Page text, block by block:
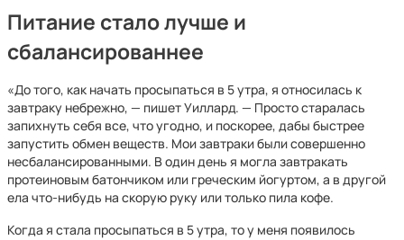
Питание стало лучше и
сбалансированнее
«До того, как начать просыпаться в 5 утра, я относилась к
завтраку небрежно, — пишет Уиллард. — Просто старалась
запихнуть себя все, что угодно, и поскорее, дабы быстрее
запустить обмен веществ. Мои завтраки были совершенно
несбалансированными. В один день я могла завтракать
протеиновым батончиком или греческим йогуртом, а в другой
ела что-нибудь на скорую руку или только пила кофе.
Когда я стала просыпаться в 5 утра, то у меня появилось